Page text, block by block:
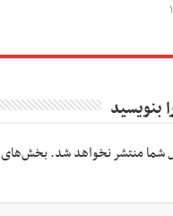
بنویسید
شما منتشر نخواهد شد.بخش‌های